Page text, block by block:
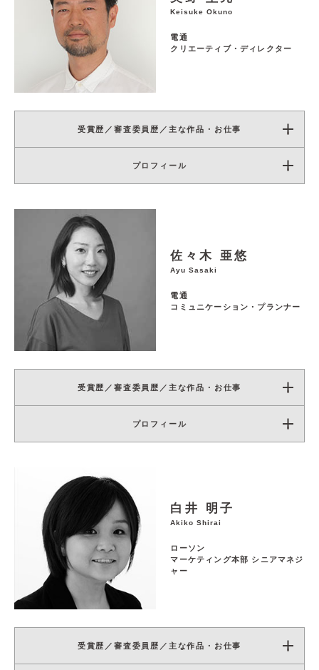
Keisuke Okuno
電通
クリエーティブ・ディレクター
受賞歴／審査委員歴／主な作品・お仕事
プロフィール
佐々木 亜悠
Ayu Sasaki
電通
コミュニケーション・プランナー
受賞歴／審査委員歴／主な作品・お仕事
プロフィール
白井 明子
Akiko Shirai
ローソン
マーケティング本部 シニアマネジ
ャー
受賞歴／審査委員歴／主な作品・お仕事